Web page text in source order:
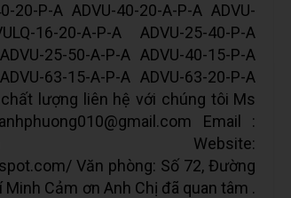
20-P-A ADVU-40-20-A-P-A ADVU-
16-20-A-P-A ADVU-25-40-P-A
25-50-A-P-A ADVU-40-15-P-A
63-15-A-P-A ADVU-63-20-P-A
lượng liên hệ với chúng tôi Ms
Email :
Website:
Văn phòng: Số 72, Đường
Minh Cảm ơn Anh Chị đã quan tâm .